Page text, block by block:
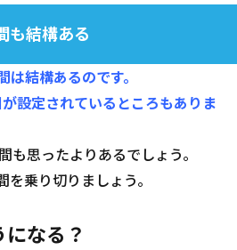
も結構ある
は結構あるのです。
設定されているところもありま
思ったよりあるでしょう。
乗り切りましょう。
なる？